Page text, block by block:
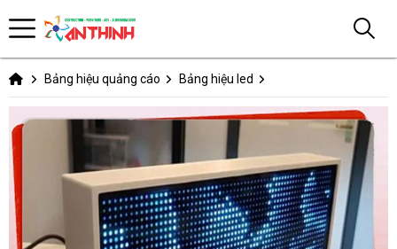
Bảng hiệu quảng cáo Bảng hiệu led